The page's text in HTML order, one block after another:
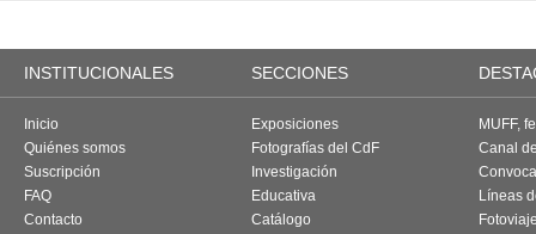
INSTITUCIONALES SECCIONES
Inicio
Quiénes somos
Suscripción
FAQ
Contacto
Exposiciones
Fotografías del CdF
Investigación
Educativa
Catálogo
MUFF,
Canal
Líneas